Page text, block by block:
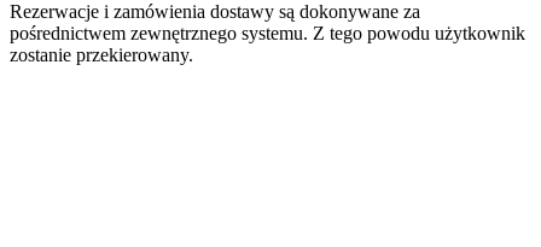
Rezerwacje i zamówienia dostawy są dokonywane za
pośrednictwem zewnętrznego systemu. Z tego powodu użytkownik
zostanie przekierowany.